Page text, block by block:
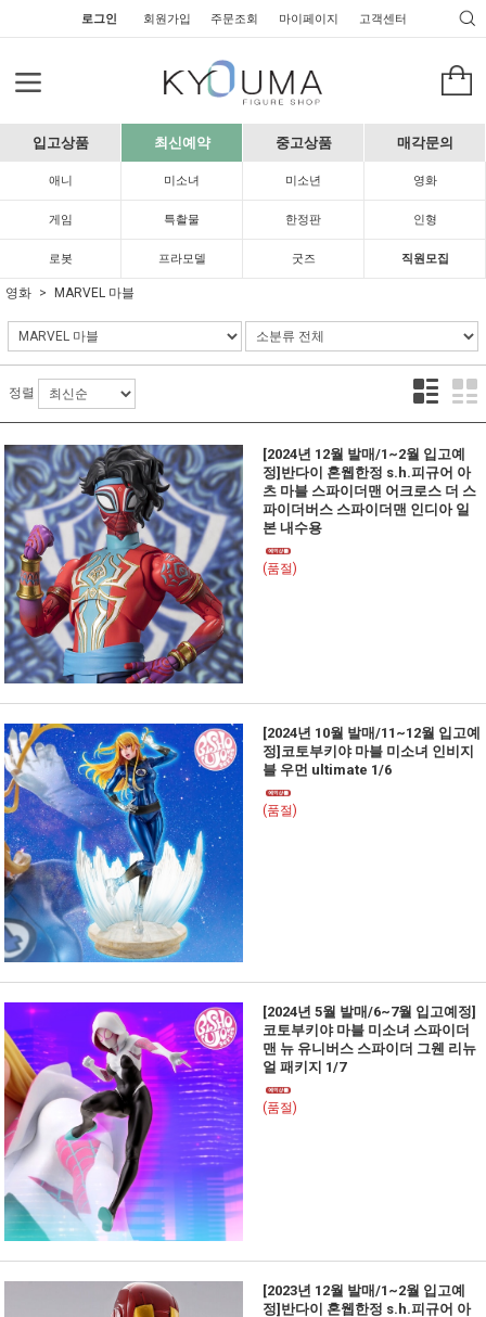
로그인 회원가입 주문조회 마이페이지 고객센터
입고상품 최신예약 중고상품 매각문의
애니 미소녀 미소년 영화
게임 특촬물 한정판 인형
로봇 프라모델 굿즈 직원모집
영화 MARVEL 마블
정렬
[2024년 12월 발매/1~2월 입고예
정]반다이 혼웹한정 s.h.피규어 아
츠 마블 스파이더맨 어크로스 더 스
파이더버스 스파이더맨 인디아 일
본 내수용
(품절)
[2024년 10월 발매/11~12월 입고예
정]코토부키야 마블 미소녀 인비지
블 우먼 ultimate 1/6
(품절)
[2024년 5월 발매/6~7월 입고예정]
코토부키야 마블 미소녀 스파이더
맨 뉴 유니버스 스파이더 그웬 리뉴
얼 패키지 1/7
(품절)
[2023년 12월 발매/1~2월 입고예
정]반다이 혼웹한정 s.h.피규어 아